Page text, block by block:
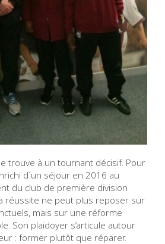
trouve à un tournant décisif. Pour
d´un séjour en 2016 au
du club de première division
réussite ne peut plus reposer sur
mais sur une réforme
Son plaidoyer s’articule autour
: former plutôt que réparer.